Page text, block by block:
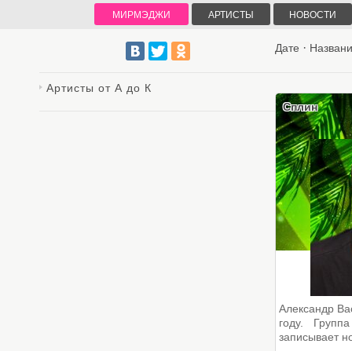
МИРМЭДЖИ АРТИСТЫ НОВОСТИ
Дате ·
Сплин
Александр
году.
записывает
Артисты от А до К